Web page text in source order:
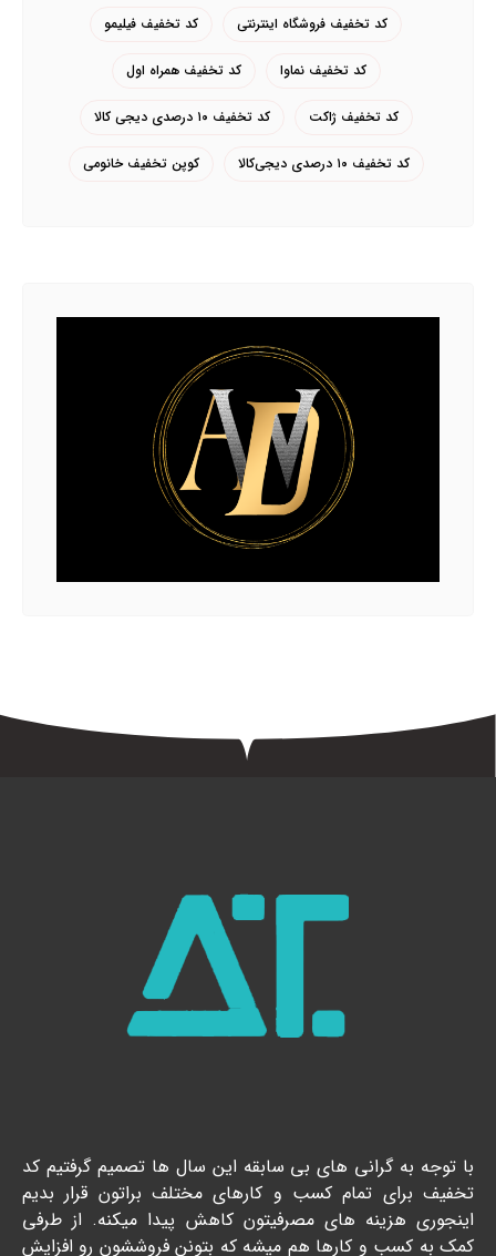
کد تخفیف فروشگاه اینترنتی کد تخفیف فیلیمو
کد تخفیف نماوا کد تخفیف همراه اول
کد تخفیف ژاکت کد تخفیف ۱۰ درصدی دیجی کالا
کد تخفیف ۱۰ درصدی دیجی‌کالا کوپن تخفیف خانومی
با توجه به گرانی های بی سابقه این سال ها تصمیم گرفتیم کد
تخفیف برای تمام کسب و کارهای مختلف براتون قرار بدیم
اینجوری هزینه های مصرفیتون کاهش پیدا میکنه. از طرفی
کمک به کسب و کارها هم میشه که بتونن فروششون رو افزایش